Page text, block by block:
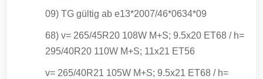
09) TG gültig ab e13*2007/46*0634*09
68) v= 265/45R20 108W M+S; 9.5x20 ET68 / h=
295/40R20 110W M+S; 11x21 ET56
v= 265/40R21 105W M+S; 9.5x21 ET68 / h=